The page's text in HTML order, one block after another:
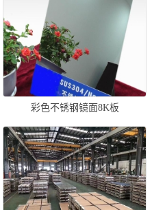
彩色不锈钢镜面8K板